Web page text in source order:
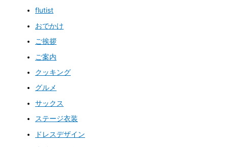
flutist
おでかけ
ご挨拶
ご案内
クッキング
グルメ
サックス
ステージ衣装
ドレスデザイン